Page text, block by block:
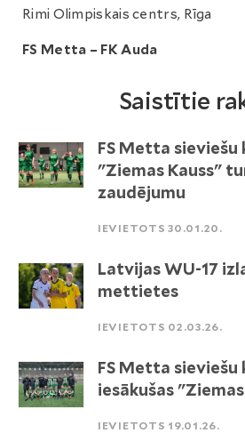
Rimi Olimpiskais centrs, Rīga
FS Metta – FK Auda
Saistītie
FS Metta sieviešu
"Ziemas Kauss"
zaudējumu
IEVIETOTS 30.01.20.
Latvijas WU-17
mettietes
IEVIETOTS 02.03.26.
FS Metta sieviešu
iesākušas
IEVIETOTS 19.01.26.